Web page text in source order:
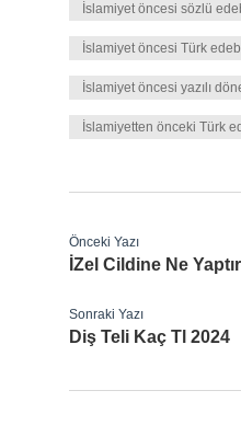
İslamiyet öncesi sözlü
İslamiyet öncesi Türk
İslamiyet öncesi yazılı
İslamiyetten önceki Türk
Önceki Yazı
İZel Cildine Ne
Sonraki Yazı
Diş Teli Kaç Tl 2024